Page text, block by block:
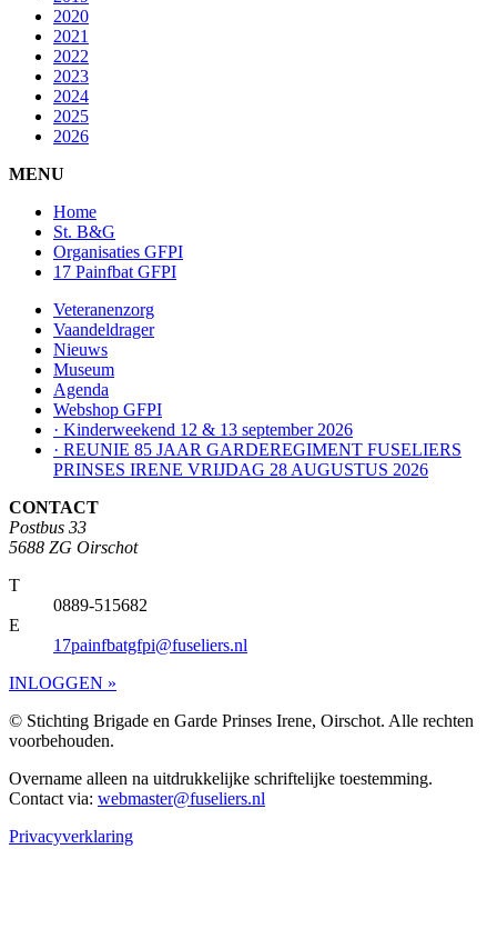
2020
2021
2022
2023
2024
2025
2026
MENU
Home
St. B&G
Organisaties GFPI
17 Painfbat GFPI
Veteranenzorg
Vaandeldrager
Nieuws
Museum
Agenda
Webshop GFPI
· Kinderweekend 12 & 13 september 2026
· REUNIE 85 JAAR GARDEREGIMENT FUSELIERS
PRINSES IRENE VRIJDAG 28 AUGUSTUS 2026
CONTACT
Postbus 33
5688 ZG Oirschot
T
0889-515682
E
17painfbatgfpi@fuseliers.nl
INLOGGEN »
© Stichting Brigade en Garde Prinses Irene, Oirschot. Alle rechten
voorbehouden.
Overname alleen na uitdrukkelijke schriftelijke toestemming.
Contact via: webmaster@fuseliers.nl
Privacyverklaring